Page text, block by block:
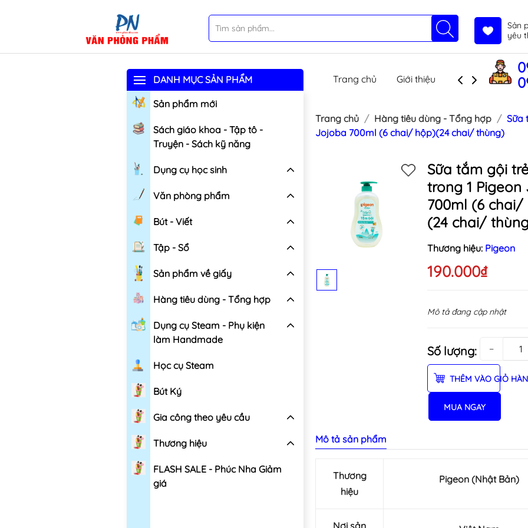
Sản
yêu
DANH MỤC SẢN PHẨM
Sản phẩm mới
Sách giáo khoa - Tập tô -
Truyện - Sách kỹ năng
Dụng cụ học sinh
Văn phòng phẩm
Bút - Viết
Tập - Sổ
Sản phẩm về giấy
Hàng tiêu dùng - Tổng hợp
Dụng cụ Steam - Phụ kiện
làm Handmade
Học cụ Steam
Bút Ký
Gia công theo yêu cầu
Thương hiệu
FLASH SALE - Phúc Nha Giảm
giá
Trang chủ Giới thiệu Sản phẩm
Trang chủ Hàng tiêu dùng - Tổng hợp
Sữa
Jojoba 700ml (6 chai/ hộp)(24 chai/ thùng)
Sữa tắm gội
trong 1
700ml (6 chai/
(24 chai/
Thương hiệu: Pigeon
190.000₫
Mô tả đang cập nhật
Số lượng: −
THÊM VÀO GIỎ
MUA NGAY
Mô tả sản phẩm
Thương
hiệu
Pigeon (Nhật Bản)
Nơi sản